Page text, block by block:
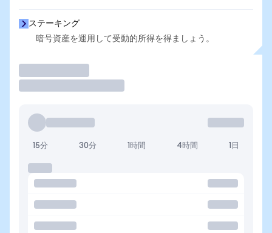
ステーキング
暗号資産を運用して受動的所得を得ましょう。
15分 30分 1時間 4時間 1日